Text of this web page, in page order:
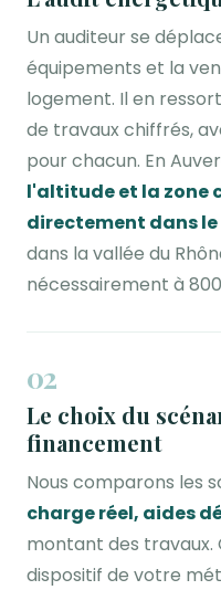
Un auditeur se
équipements et la
logement. Il en
de travaux chiffrés,
pour chacun. En
l'altitude et la zone
directement dans
dans la vallée du
nécessairement à
02
Le choix du
financement
Nous comparons les
charge réel, aides
montant des
dispositif de votre